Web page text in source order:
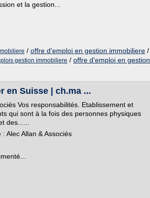
et la gestion...
/ offre d'emploi en gestion immobiliere /
gestion immobiliere / offre d'emploi en gestion
en Suisse | ch.ma ...
Vos responsabilités. Etablissement et
qui sont à la fois des personnes physiques
des......
Alec Allan & Associés